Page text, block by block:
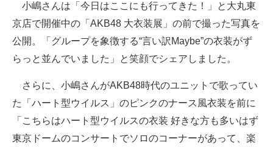
小嶋さんは「今日はここにも行ってきた！」と大丸東
京店で開催中の「AKB48 大衣装展」の前で撮った写真を
公開。「グループを象徴する“言い訳Maybe”の衣装がず
らっと並んでいました」と笑顔でシェアしました。
さらに、小嶋さんがAKB48時代のユニットで歌ってい
た「ハート型ウイルス」のピンクのナース風衣装を前に
「こちらはハート型ウイルスの衣装 好きな方も多いはず
東京ドームのコンサートでソロのコーナーがあって、楽